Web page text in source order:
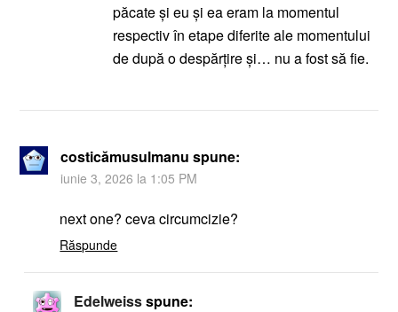
păcate și eu și ea eram la momentul
respectiv în etape diferite ale momentului
de după o despărțire și… nu a fost să fie.
costicămusulmanu spune:
iunie 3, 2026 la 1:05 PM
next one? ceva circumcizie?
Răspunde
Edelweissspune: